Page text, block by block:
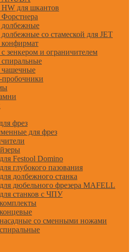
для шкантов
долбежные
со стамеской для JET
зенкером и ограничителем
чашечные
пробочники
фрез
для фрез
Festool Domino
глубокого пазования
долбежного станка
дюбельного фрезера MAFELL
станков с ЧПУ
со сменными ножами